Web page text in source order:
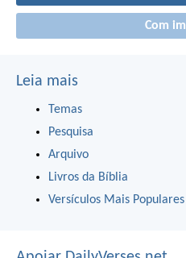
Com
Leia mais
Temas
Pesquisa
Arquivo
Livros da Bíblia
Versículos Mais Populares